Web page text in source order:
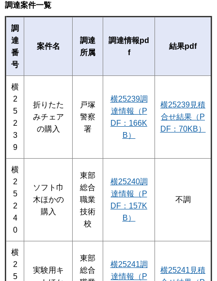
調達案件一覧
調
達
番
号
案件名
調達
所属
調達情報pd
f
結果pdf
横
2
5
2
3
9
折りたた
みチェア
の購入
戸塚
警察
署
横25239調
達情報（P
DF：166K
B）
横25239見積
合せ結果（P
DF：70KB）
横
2
5
2
4
0
ソフト巾
木ほかの
購入
東部
総合
職業
技術
校
横25240調
達情報（P
DF：157K
B）
不調
横
2
5
実験用キ
東部
総合
横25241調
達情報（P
横25241見積